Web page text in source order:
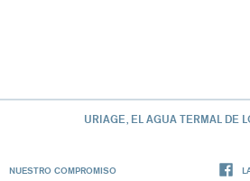
URIAGE, EL AGUA TERMAL DE
NUESTRO COMPROMISO